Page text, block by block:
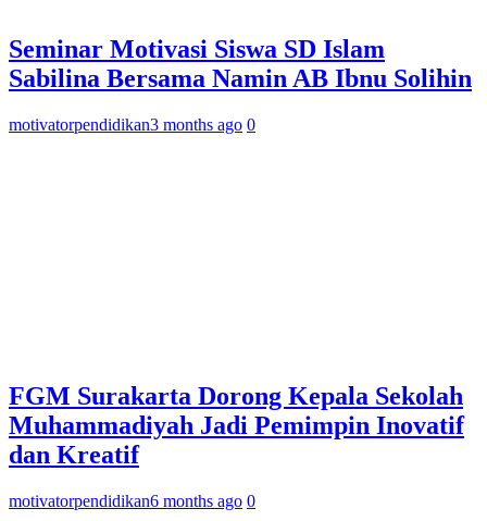
Seminar Motivasi Siswa SD Islam
Sabilina Bersama Namin AB Ibnu Solihin
motivatorpendidikan3 months ago 0
FGM Surakarta Dorong Kepala Sekolah
Muhammadiyah Jadi Pemimpin Inovatif
dan Kreatif
motivatorpendidikan6 months ago 0